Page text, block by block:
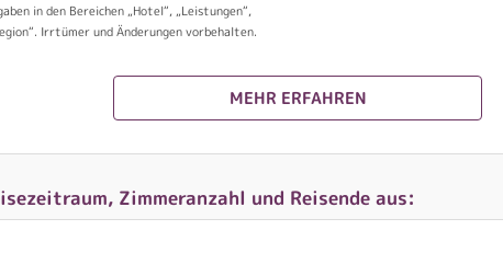
in den Bereichen „Hotel“, „Leistungen“,
Irrtümer und Änderungen vorbehalten.
MEHR ERFAHREN
Zimmeranzahl und Reisende aus: